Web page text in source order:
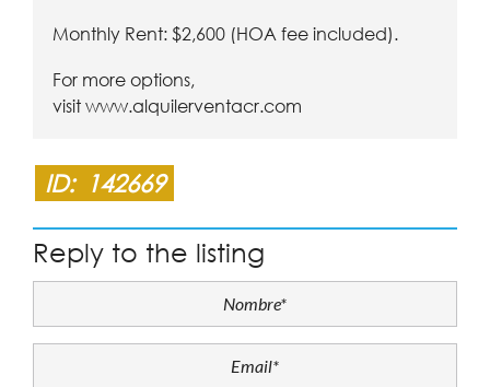
Monthly Rent: $2,600 (HOA fee included).
For more options,
visit www.alquilerventacr.com
ID: 142669
Reply to the listing